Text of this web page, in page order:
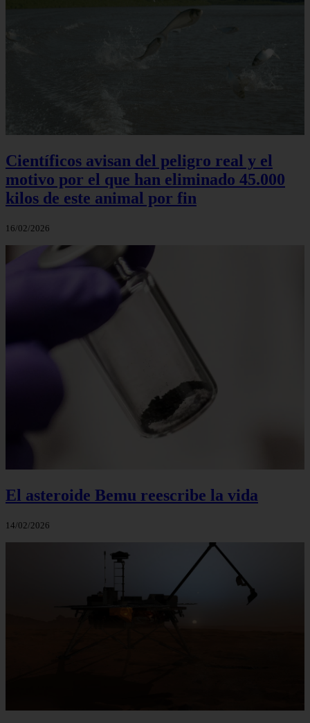
Científicos avisan del peligro real y el
motivo por el que han eliminado 45.000
kilos de este animal por fin
16/02/2026
El asteroide Bemu reescribe la vida
14/02/2026